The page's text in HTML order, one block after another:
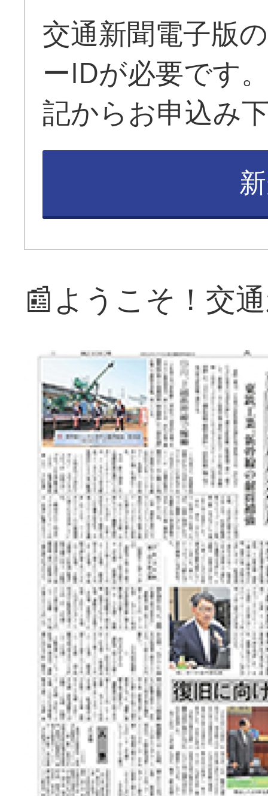
交通新聞電子版
ーIDが必要です
記からお申込み
📰ようこそ！交